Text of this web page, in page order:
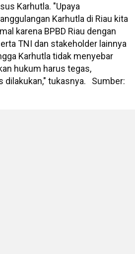
Karhutla. "Upaya
Karhutla di Riau kita
karena BPBD Riau dengan
TNI dan stakeholder lainnya
Karhutla tidak menyebar
hukum harus tegas,
dilakukan," tukasnya. Sumber: